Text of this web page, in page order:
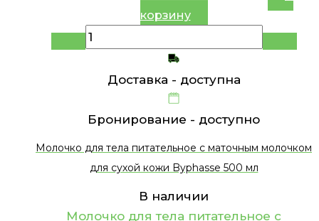
корзину
Доставка - доступна
Бронирование - доступно
Молочко для тела питательное с маточным молочком
для сухой кожи Byphasse 500 мл
В наличии
Молочко для тела питательное с